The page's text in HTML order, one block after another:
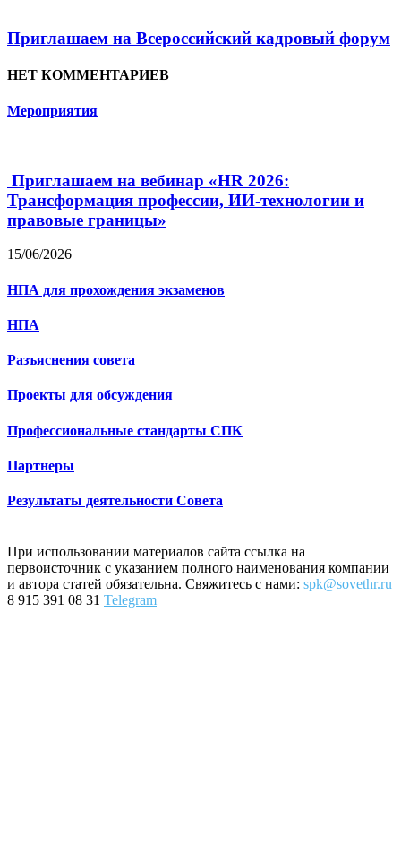
Приглашаем на Всероссийский кадровый форум
НЕТ КОММЕНТАРИЕВ
Мероприятия
Приглашаем на вебинар «HR 2026:
Трансформация профессии, ИИ-технологии и
правовые границы»
15/06/2026
НПА для прохождения экзаменов
НПА
Разъяснения совета
Проекты для обсуждения
Профессиональные стандарты СПК
Партнеры
Результаты деятельности Совета
При использовании материалов сайта ссылка на
первоисточник с указанием полного наименования компании
и автора статей обязательна. Свяжитесь с нами: spk@sovethr.ru
8 915 391 08 31 Telegram